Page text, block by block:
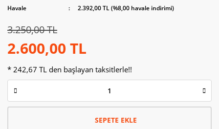
Havale
2.392,00 TL (%8,00 havale indirimi)
3.250,00 TL
2.600,00 TL
* 242,67 TL den başlayan taksitlerle!!
SEPETE EKLE